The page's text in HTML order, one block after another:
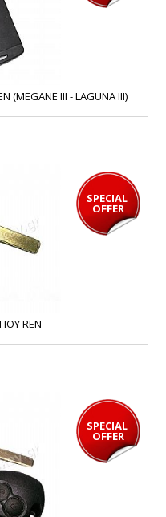
(MEGANE III - LAGUNA III)
SPECIAL
OFFER
REN
SPECIAL
OFFER